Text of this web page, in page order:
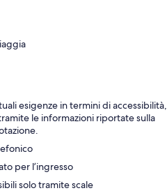
esigenze in termini di accessibilità,
le informazioni riportate sulla
per l’ingresso
solo tramite scale